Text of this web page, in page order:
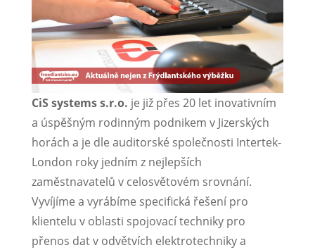
CiS systems s.r.o. je již přes 20 let inovativním
a úspěšným rodinným podnikem v Jizerských
horách a je dle auditorské společnosti Intertek-
London roky jedním z nejlepších
zaměstnavatelů v celosvětovém srovnání.
Vyvíjíme a vyrábíme specifická řešení pro
klientelu v oblasti spojovací techniky pro
přenos dat v odvětvích elektrotechniky a